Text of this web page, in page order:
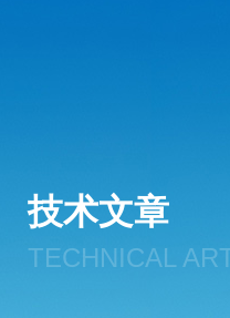
技术文章
TECHNICAL